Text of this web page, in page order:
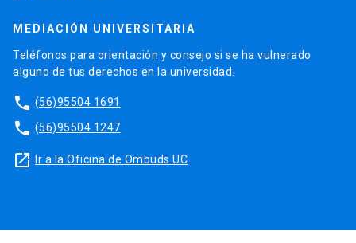
MEDIACIÓN UNIVERSITARIA
Teléfonos para orientación y consejo si se ha vulnerado
alguno de tus derechos en la universidad.
phone (56)95504 1691
phone (56)95504 1247
launch Ir a la Oficina de Ombuds UC